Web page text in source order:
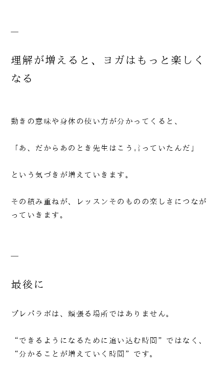
—
理解が増えると、ヨガはもっと楽しく
なる
動きの意味や身体の使い方が分かってくると、
「あ、だからあのとき先生はこう言っていたんだ」
という気づきが増えていきます。
その積み重ねが、レッスンそのものの楽しさにつなが
っていきます。
—
最後に
プレパラボは、頑張る場所ではありません。
“できるようになるために追い込む時間”ではなく、
“分かることが増えていく時間”です。